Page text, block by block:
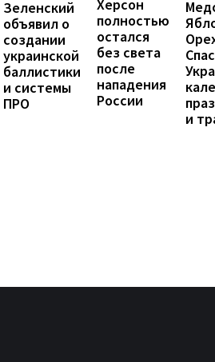
Зеленский
объявил о
создании
украинской
баллистики
и системы
ПРО
Херсон
полностью
остался
без света
после
нападения
России
и